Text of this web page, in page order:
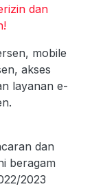
dan
mobile
akses
layanan e-
dan
beragam
2023